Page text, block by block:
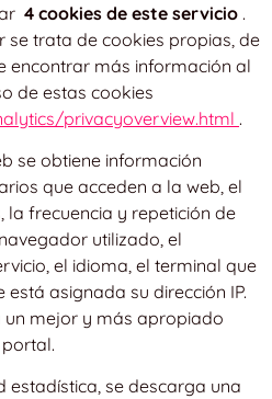
4 cookies de este servicio .
se trata de cookies propias, de
encontrar más información al
de estas cookies
privacyoverview.html .
se obtiene información
que acceden a la web, el
la frecuencia y repetición de
utilizado, el
el idioma, el terminal que
asignada su dirección IP.
mejor y más apropiado
estadística, se descarga una